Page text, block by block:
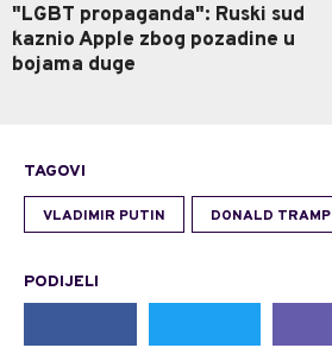
"LGBT propaganda": Ruski sud
kaznio Apple zbog pozadine u
bojama duge
TAGOVI
VLADIMIR PUTIN DONALD TRAMP
PODIJELI